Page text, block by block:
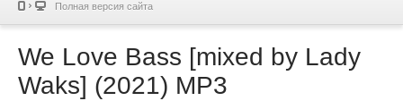
Полная версия сайта
We Love Bass [mixed by Lady
Waks] (2021) MP3